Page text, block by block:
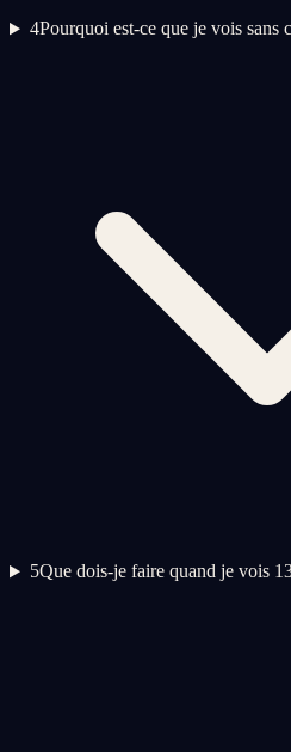
4Pourquoi est-ce que je vois sans
5Que dois-je faire quand je vois